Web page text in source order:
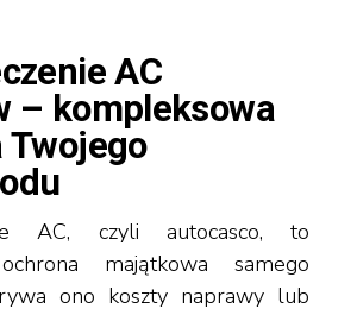
AC
– kompleksowa
Twojego
AC, czyli autocasco, to
majątkowa samego
ono koszty naprawy lub